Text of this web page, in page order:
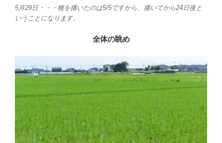
5月29日・・・種を播いたのは5/5ですから、播いてから24日後と
いうことになります。
全体の眺め